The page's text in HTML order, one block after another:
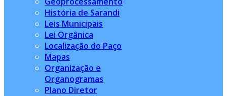
História de Sarandi
Leis Municipais
Lei Orgânica
Localização do Paço
Mapas
Organização e
Organogramas
Plano Diretor